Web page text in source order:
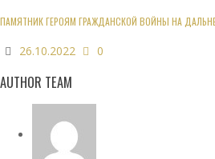
ПАМЯТНИК ГЕРОЯМ ГРАЖДАНСКОЙ ВОЙНЫ НА
26.10.2022 0
AUTHOR TEAM